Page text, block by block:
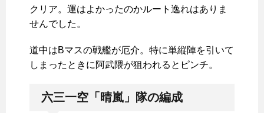
クリア。運はよかったのかルート逸れはありま
せんでした。
道中はBマスの戦艦が厄介。特に単縦陣を引いて
しまったときに阿武隈が狙われるとピンチ。
六三一空「晴嵐」隊の編成